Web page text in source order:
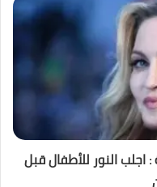
: اجلب النور للأطفال قبل